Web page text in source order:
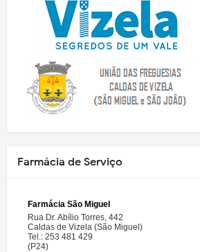
Farmácia de Serviço